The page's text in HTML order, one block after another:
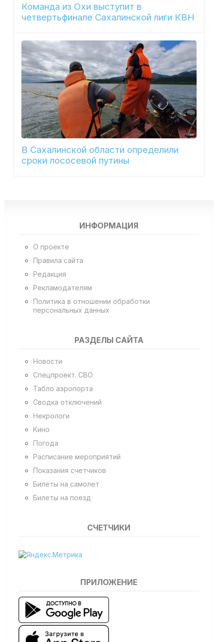
Команда из Охи выступит в
четвертьфинале Сахалинской лиги КВН
В Сахалинской области определили
сроки лососевой путины
ИНФОРМАЦИЯ
О проекте
Правила сайта
Редакция
Рекламодателям
Политика в отношении обработки
персональных данных
РАЗДЕЛЫ САЙТА
Новости
Спецпроект. СВО
Табло аэропорта
Сводка отключений
Некрологи
Кино
Погода
Расписание мероприятий
Показания счетчиков
Билеты на самолет
Билеты на поезд
СЧЕТЧИКИ
ПРИЛОЖЕНИЕ